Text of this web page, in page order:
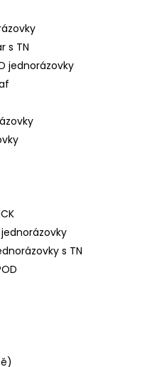
s TN
jednorázovky
jednorázovky
s TN
CIGAR
18MG